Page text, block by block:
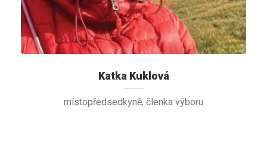
Katka Kuklová
místopředsedkyně, členka výboru